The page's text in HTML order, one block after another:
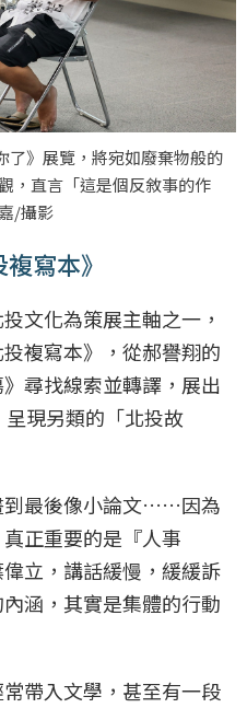
了》展覽，將宛如廢棄物般的
，直言「這是個反敘事的作
/攝影
寫本》
文化為策展主軸之一，
複寫本》，從郝譽翔的
尋找線索並轉譯，展出
現另類的「北投故
到最後像小論文……因為
正重要的是『人事
立，講話緩慢，緩緩訴
涵，其實是集體的行動
帶入文學，甚至有一段